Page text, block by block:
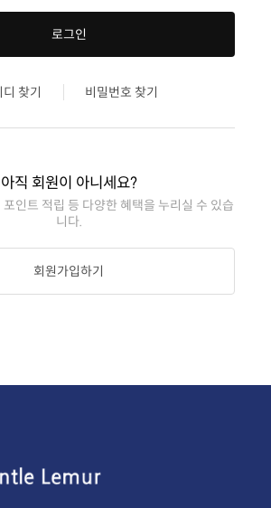
로그인
디 찾기 비밀번호 찾기
아직 회원이 아니세요?
니다.
회원가입하기